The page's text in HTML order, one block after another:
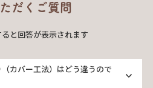
だくご質問
と回答が表示されます
カバー工法）はどう違うので